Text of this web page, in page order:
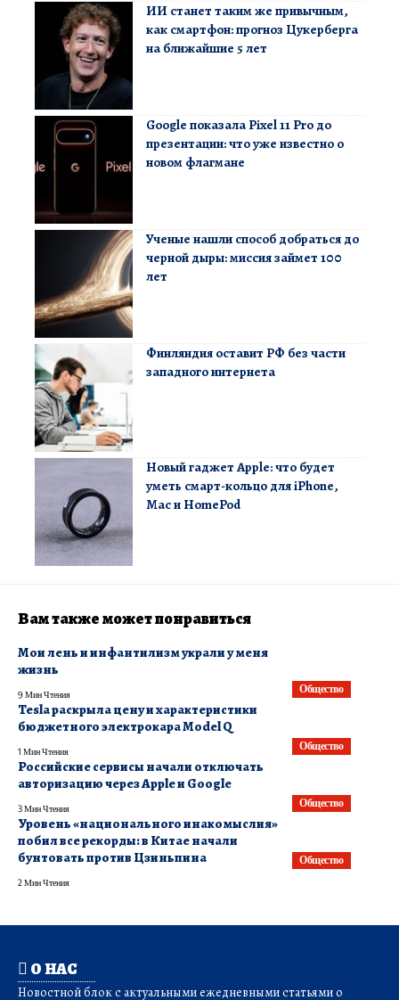
ИИ станет таким же привычным,
как смартфон: прогноз Цукерберга
на ближайшие 5 лет
Google показала Pixel 11 Pro до
презентации: что уже известно о
новом флагмане
Ученые нашли способ добраться до
черной дыры: миссия займет 100
лет
Финляндия оставит РФ без части
западного интернета
Новый гаджет Apple: что будет
уметь смарт-кольцо для iPhone,
Mac и HomePod
Вам также может понравиться
Общество
Мои лень и инфантилизм украли у меня
жизнь
9 Мин Чтения
Общество
Tesla раскрыла цену и характеристики
бюджетного электрокара Model Q
1 Мин Чтения
Общество
Российские сервисы начали отключать
авторизацию через Apple и Google
3 Мин Чтения
Общество
Уровень «национального инакомыслия»
побил все рекорды: в Китае начали
бунтовать против Цзиньпина
2 Мин Чтения
О НАС
Новостной блок с актуальными ежедневными статьями о